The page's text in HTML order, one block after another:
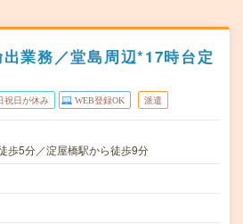
業務／堂島周辺*17時台定
祝日が休み WEB登録OK 派遣
歩5分／淀屋橋駅から徒歩9分